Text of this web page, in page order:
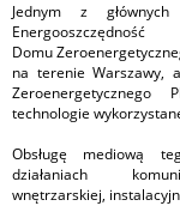
Jednym z
Domu
na terenie Warszawy,
technologie
Obsługę mediową
działaniach
wnętrzarskiej,